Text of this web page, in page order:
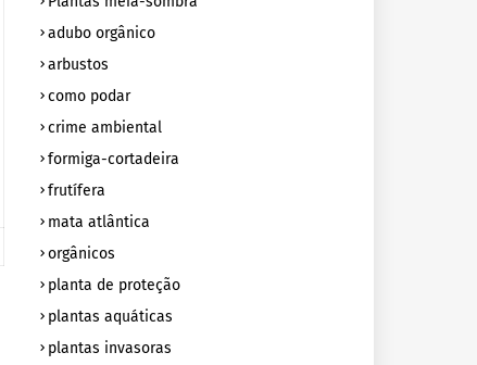
adubo orgânico
arbustos
como podar
crime ambiental
formiga-cortadeira
frutífera
mata atlântica
orgânicos
planta de proteção
plantas aquáticas
plantas invasoras